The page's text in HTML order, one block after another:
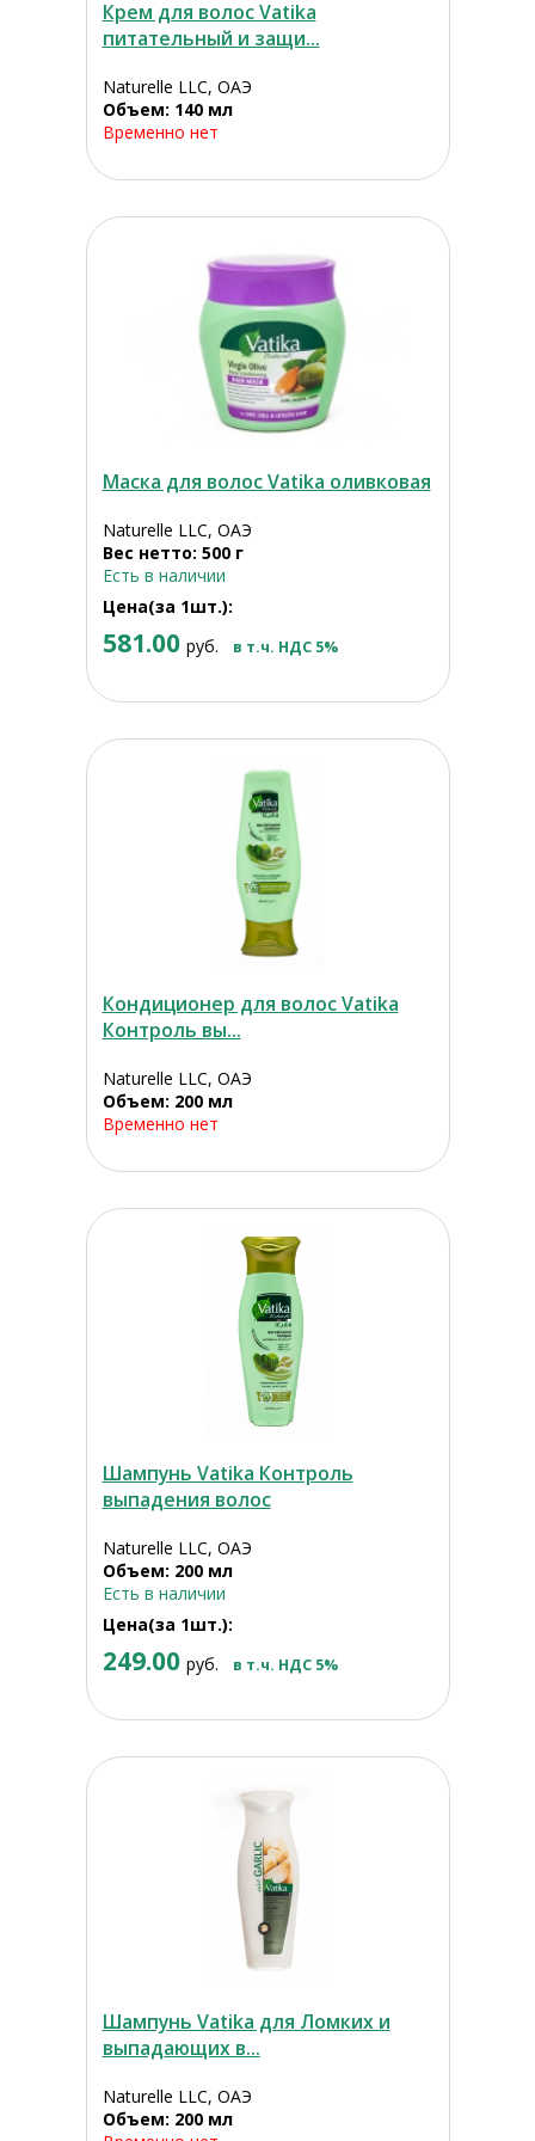
Крем для волос Vatika
питательный и защи...
Naturelle LLC, ОАЭ
Объем: 140 мл
Временно нет
Маска для волос Vatika оливковая
Naturelle LLC, ОАЭ
Вес нетто: 500 г
Есть в наличии
Цена(за 1шт.):
581.00 руб. в т.ч. НДС 5%
Кондиционер для волос Vatika
Контроль вы...
Naturelle LLC, ОАЭ
Объем: 200 мл
Временно нет
Шампунь Vatika Контроль
выпадения волос
Naturelle LLC, ОАЭ
Объем: 200 мл
Есть в наличии
Цена(за 1шт.):
249.00 руб. в т.ч. НДС 5%
Шампунь Vatika для Ломких и
выпадающих в...
Naturelle LLC, ОАЭ
Объем: 200 мл